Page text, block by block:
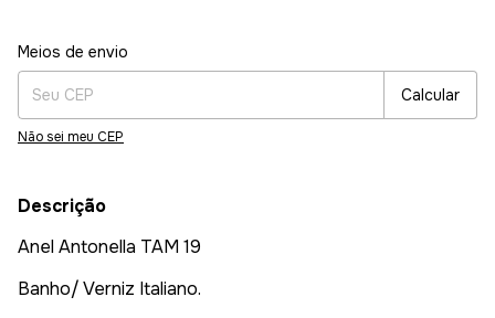
Entregas para o CEP:
Meios de envio
Calcular
Não sei meu CEP
Descrição
Anel Antonella TAM 19
Banho/ Verniz Italiano.